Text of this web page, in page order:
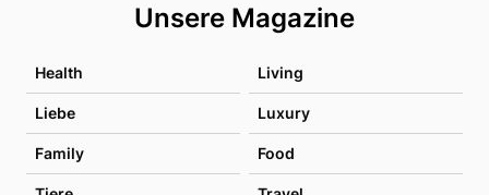
Unsere Magazine
Health Living
Liebe Luxury
Family Food